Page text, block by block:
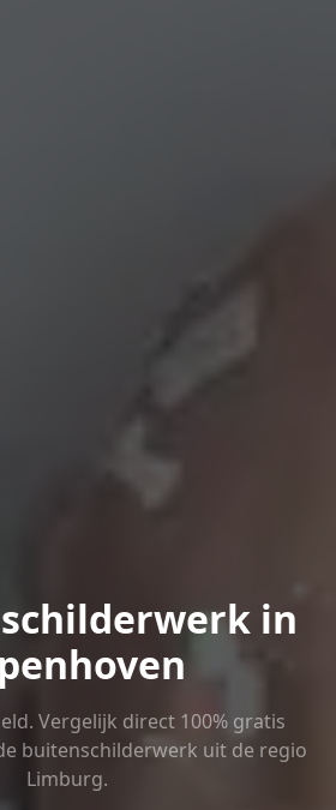
in
Vergelijk direct 100% gratis
buitenschilderwerk uit de regio
Limburg.